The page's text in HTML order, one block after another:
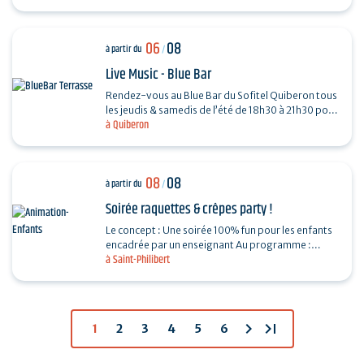
à Quiberon
à partir du 06/08
Live Music - Blue Bar
Rendez-vous au Blue Bar du Sofitel Quiberon tous
les jeudis & samedis de l’été de 18h30 à 21h30 pour
vivre des instants musicaux & conviviaux avec…
à Saint-Philibert
à partir du 08/08
Soirée raquettes & crêpes party !
Le concept : Une soirée 100% fun pour les enfants
encadrée par un enseignant Au programme :
tennis, padel et pickleball suivis d’un Breizh picnic :
1 2 3 4 5 6 chevron_right last_page